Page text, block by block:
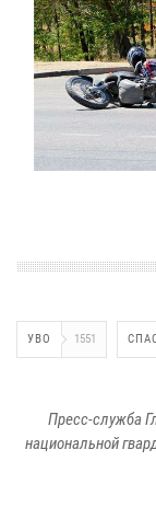
УВО 1551
Пресс-служба
национальной